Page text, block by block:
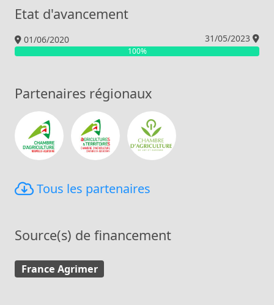
Etat d'avancement
01/06/2020 31/05/2023
100%
Partenaires régionaux
Chambre Régionale d’Agriculture de
Chambre d’Agriculture de la
Tous les partenaires
Source(s) de financement
France Agrimer